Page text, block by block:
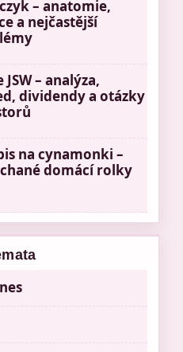
– anatomie,
a nejčastější
JSW – analýza,
dividendy a otázky
na cynamonki –
domácí rolky